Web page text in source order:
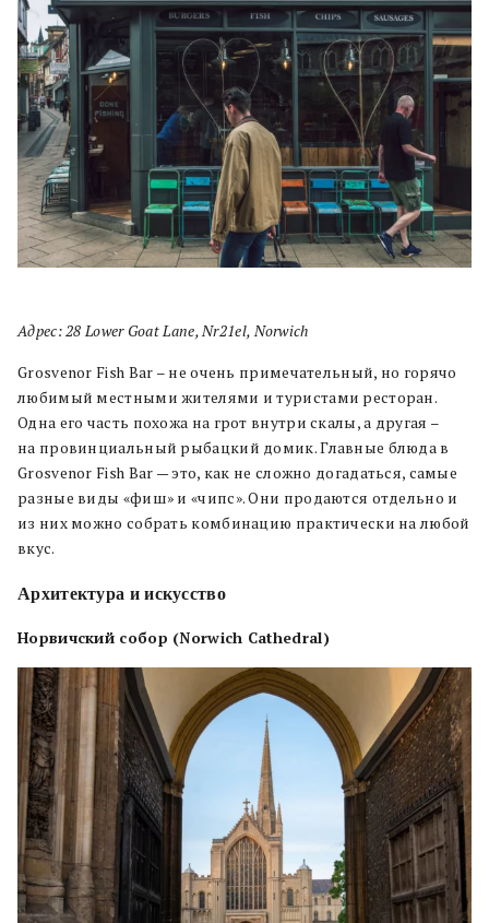
Адрес: 28 Lower Goat Lane, Nr21el, Norwich
Grosvenor Fish Bar – не очень примечательный, но горячо
любимый местными жителями и туристами ресторан.
Одна его часть похожа на грот внутри скалы, а другая –
на провинциальный рыбацкий домик. Главные блюда в
Grosvenor Fish Bar — это, как не сложно догадаться, самые
разные виды «фиш» и «чипс». Они продаются отдельно и
из них можно собрать комбинацию практически на любой
вкус.
Архитектура и искусство
Норвичский собор (Norwich Cathedral)